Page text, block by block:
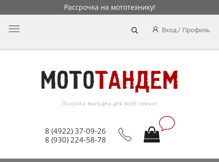
Рассрочка на мототехнику!
Вход Профиль
Главное
8 (4922) 37-09-26
8 (930) 224-58-78
Покупка выгодна для всей семьи!